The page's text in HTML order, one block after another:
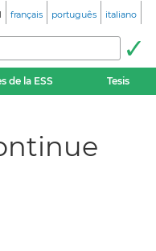
français português italiano
de la ESS Tesis